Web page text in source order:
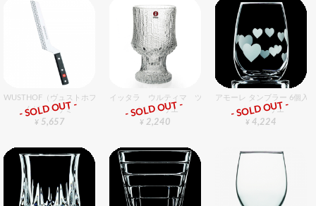
WUSTHOF（ヴュストホフ） クラシック チーズナイフ 12cm
包丁・ハサミ
¥ 5,657
- SOLD OUT -
イッタラ ウルティマ ツーレ レッドワイン 230cc (単
グラスバリエ
¥ 2,240
- SOLD OUT -
アモーレ タンブラー 6個入
グラスバリエ
¥ 4,224
- SOLD OUT -